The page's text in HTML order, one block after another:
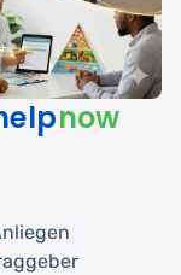
now